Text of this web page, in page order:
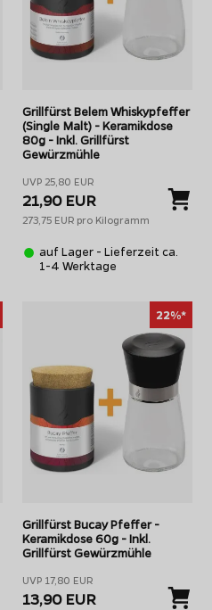
Grillfürst Belem Whiskypfeffer
(Single Malt) - Keramikdose
80g - Inkl. Grillfürst
Gewürzmühle
UVP 25,80 EUR
21,90 EUR
273,75 EUR pro Kilogramm
auf Lager - Lieferzeit ca.
1-4 Werktage
22%*
Grillfürst Bucay Pfeffer -
Keramikdose 60g - Inkl.
Grillfürst Gewürzmühle
UVP 17,80 EUR
13,90 EUR